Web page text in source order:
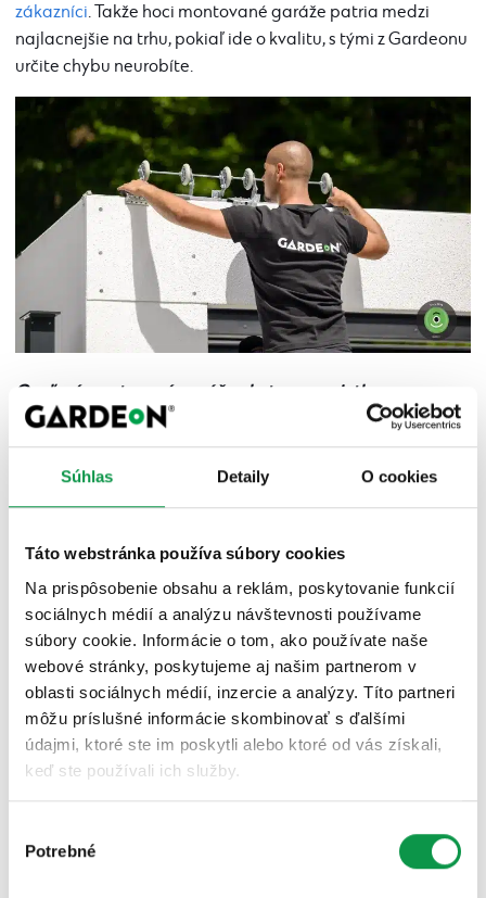
Súhlas Detaily O cookies
Táto webstránka používa súbory cookies
Na prispôsobenie obsahu a reklám, poskytovanie funkcií
sociálnych médií a analýzu návštevnosti používame
súbory cookie. Informácie o tom, ako používate naše
webové stránky, poskytujeme aj našim partnerom v
oblasti sociálnych médií, inzercie a analýzy. Títo partneri
môžu príslušné informácie skombinovať s ďalšími
údajmi, ktoré ste im poskytli alebo ktoré od vás získali,
keď ste používali ich služby.
súhlasu
Potrebné
zákazníci. Takže hoci montované garáže patria medzi
najlacnejšie na trhu, pokiaľ ide o kvalitu, s tými z Gardeonu
určite chybu neurobíte.
Oceľové montované garáže s hotovou omietkou zo
systému GARDEON právom patria k najlepším riešeniam
z pohľadu pomeru ceny, úžitkovej hodnoty a kvality.
Ako sa žije s GARDEONom
Garáže
Pergoly
Záhradné domčeky
Ako na to – garáže | DIY